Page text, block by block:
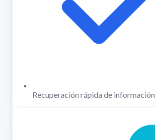
Recuperación rápida de información